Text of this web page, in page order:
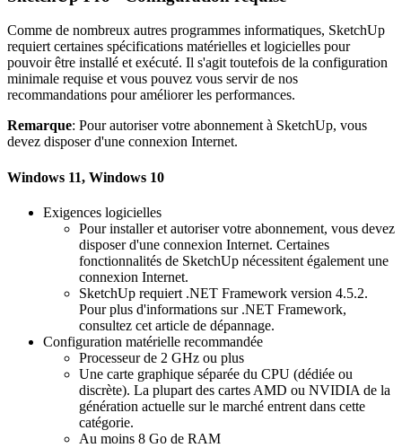
Comme de nombreux autres programmes informatiques, SketchUp
requiert certaines spécifications matérielles et logicielles pour
pouvoir être installé et exécuté. Il s'agit toutefois de la configuration
minimale requise et vous pouvez vous servir de nos
recommandations pour améliorer les performances.
Remarque: Pour autoriser votre abonnement à SketchUp, vous
devez disposer d'une connexion Internet.
Windows 11, Windows 10
Exigences logicielles
Pour installer et autoriser votre abonnement, vous devez
disposer d'une connexion Internet. Certaines
fonctionnalités de SketchUp nécessitent également une
connexion Internet.
SketchUp requiert .NET Framework version 4.5.2.
Pour plus d'informations sur .NET Framework,
consultez cet article de dépannage.
Configuration matérielle recommandée
Processeur de 2 GHz ou plus
Une carte graphique séparée du CPU (dédiée ou
discrète). La plupart des cartes AMD ou NVIDIA de la
génération actuelle sur le marché entrent dans cette
catégorie.
Au moins 8 Go de RAM